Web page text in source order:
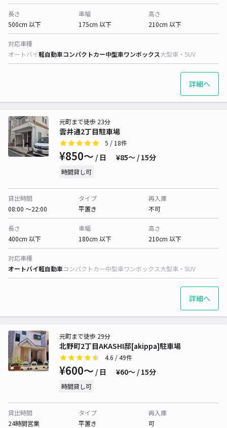
長さ
500cm 以下
車幅
175cm 以下
高さ
210cm 以下
対応車種
オートバイ軽自動車コンパクトカー中型車ワンボックス大型車・SUV
詳細へ
雲井通2丁目駐車場
元町まで徒歩 23分
5 / 18件
¥850〜 / 日 ¥85〜 / 15分
時間貸し可
貸出時間
08:00 〜22:00
タイプ
平置き
再入庫
不可
長さ
400cm 以下
車幅
180cm 以下
高さ
210cm 以下
対応車種
オートバイ軽自動車コンパクトカー中型車ワンボックス大型車・SUV
詳細へ
北野町2丁目AKASHI邸[akippa]駐車場
元町まで徒歩 29分
4.6 / 49件
¥600〜 / 日 ¥60〜 / 15分
時間貸し可
貸出時間
24時間営業
タイプ
平置き
再入庫
可